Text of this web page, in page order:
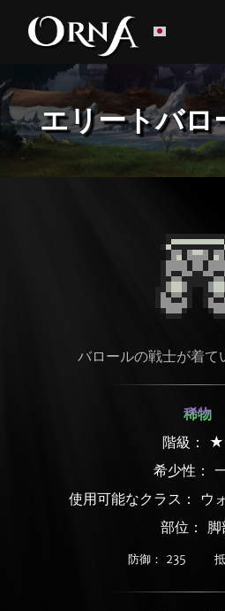
エリートバロ
バロールの戦士が着て
稀物
階級：
希少性：
使用可能なクラス： ウ
部位： 脚
防御： 235